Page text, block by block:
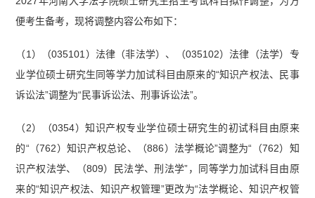
便考生备考，现将调整内容公布如下：
（1）（035101）法律（非法学）、（035102）法律（法学）专
业学位硕士研究生同等学力加试科目由原来的“知识产权法、民事
诉讼法”调整为“民事诉讼法、刑事诉讼法”。
（2）（0354）知识产权专业学位硕士研究生的初试科目由原来
的“（762）知识产权总论、（886）法学概论”调整为“（762）知
识产权法学、（809）民法学、刑法学”，同等学力加试科目由原
来的“知识产权法、知识产权管理”更改为“法学概论、知识产权管